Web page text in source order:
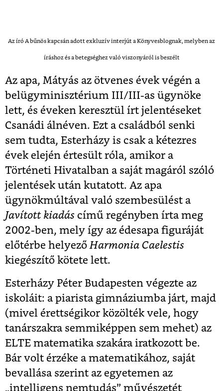
Az író A bűnös kapcsán adott exkluzív interjút a Könyvesblognak, melyben az
íráshoz és a betegséghez való viszonyáról is beszélt
Az apa, Mátyás az ötvenes évek végén a
belügyminisztérium III/III-as ügynöke
lett, és éveken keresztül írt jelentéseket
Csanádi álnéven. Ezt a családból senki
sem tudta, Esterházy is csak a kétezres
évek elején értesült róla, amikor a
Történeti Hivatalban a saját magáról szóló
jelentések után kutatott. Az apa
ügynökmúltával való szembesülést a
Javított kiadás című regényben írta meg
2002-ben, mely így az édesapa figuráját
előtérbe helyezőHarmonia Caelestis
kiegészítő kötete lett.
Esterházy Péter Budapesten végezte az
iskoláit: a piarista gimnáziumba járt, majd
(mivel érettségikor közölték vele, hogy
tanárszakra semmiképpen sem mehet) az
ELTE matematika szakára iratkozott be.
Bár volt érzéke a matematikához, saját
bevallása szerint az egyetemen az
„intelligens nemtudás” művészetét